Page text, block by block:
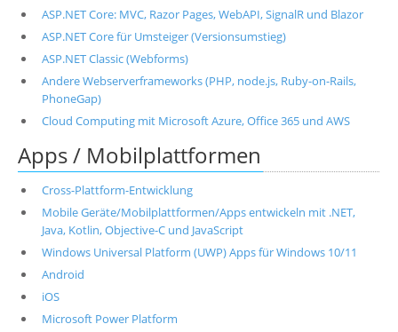
ASP.NET Core: MVC, Razor Pages, WebAPI, SignalR und Blazor
ASP.NET Core für Umsteiger (Versionsumstieg)
ASP.NET Classic (Webforms)
Andere Webserverframeworks (PHP, node.js, Ruby-on-Rails,
PhoneGap)
Cloud Computing mit Microsoft Azure, Office 365 und AWS
Apps / Mobilplattformen
Cross-Plattform-Entwicklung
Mobile Geräte/Mobilplattformen/Apps entwickeln mit .NET,
Java, Kotlin, Objective-C und JavaScript
Windows Universal Platform (UWP) Apps für Windows 10/11
Android
iOS
Microsoft Power Platform